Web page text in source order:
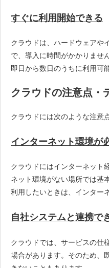
すぐに利用開始できる
クラウドは、ハードウェアや
で、導入に時間がかかりませ
即日から数日のうちに利用可
クラウドの注意点・
クラウドには次のような注意
インターネット環境が
クラウドにはインターネット
ネット環境がない場所では基
利用したいときは、インター
自社システムと連携で
クラウドでは、サービスの仕
場合があります。そのため、